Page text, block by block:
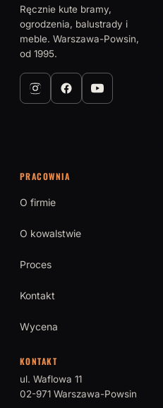
Ręcznie kute bramy,
ogrodzenia, balustrady i
meble. Warszawa-Powsin,
od 1995.
PRACOWNIA
O firmie
O kowalstwie
Proces
Kontakt
Wycena
KONTAKT
ul. Waflowa 11
02-971 Warszawa-Powsin